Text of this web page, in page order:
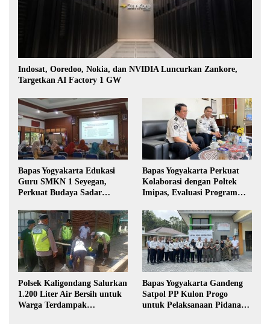
Indosat, Ooredoo, Nokia, dan NVIDIA Luncurkan Zankore,
Targetkan AI Factory 1 GW
Bapas Yogyakarta Edukasi
Guru SMKN 1 Seyegan,
Perkuat Budaya Sadar
Bapas Yogyakarta Perkuat
Kolaborasi dengan Poltek
Imipas, Evaluasi Program
Polsek Kaligondang Salurkan
1.200 Liter Air Bersih untuk
Warga Terdampak
Bapas Yogyakarta Gandeng
Satpol PP Kulon Progo
untuk Pelaksanaan Pidana